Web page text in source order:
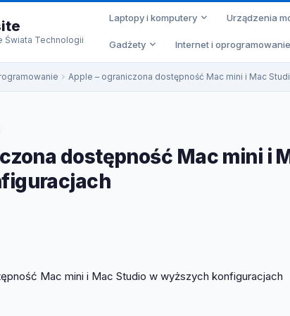
Świata Technologii
Laptopy i komputery Urządzenia
Gadżety Internet i oprogramowanie
Apple – ograniczona dostępność Mac mini i Mac
dostępność Mac mini i